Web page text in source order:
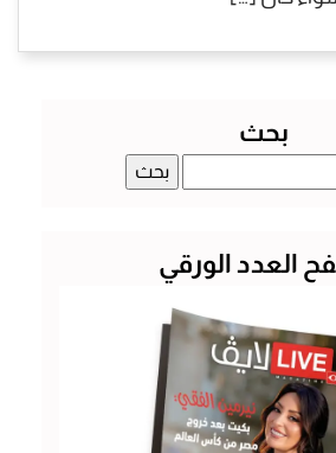
بحث
العدد الورقي